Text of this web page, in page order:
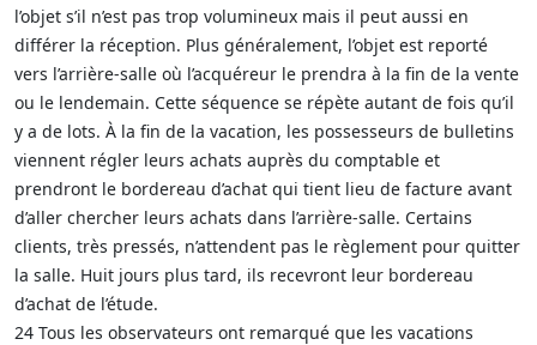
l’objet s’il n’est pas trop volumineux mais il peut aussi en
différer la réception. Plus généralement, l’objet est reporté
vers l’arrière-salle où l’acquéreur le prendra à la fin de la vente
ou le lendemain. Cette séquence se répète autant de fois qu’il
y a de lots. À la fin de la vacation, les possesseurs de bulletins
viennent régler leurs achats auprès du comptable et
prendront le bordereau d’achat qui tient lieu de facture avant
d’aller chercher leurs achats dans l’arrière-salle. Certains
clients, très pressés, n’attendent pas le règlement pour quitter
la salle. Huit jours plus tard, ils recevront leur bordereau
d’achat de l’étude.
24 Tous les observateurs ont remarqué que les vacations